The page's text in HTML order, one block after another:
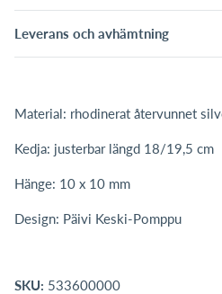
Leverans och avhämtning
Material: rhodinerat återvunnet
Kedja: justerbar längd 18/19,5 cm
Hänge: 10 x 10 mm
Design: Päivi Keski-Pomppu
SKU: 533600000